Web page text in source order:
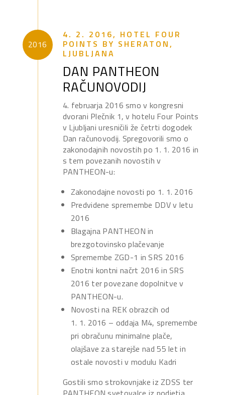
2016
4. 2. 2016, HOTEL FOUR
POINTS BY SHERATON,
LJUBLJANA
DAN PANTHEON
RAČUNOVODIJ
4. februarja 2016 smo v kongresni
dvorani Plečnik 1, v hotelu Four Points
v Ljubljani uresničili že četrti dogodek
Dan računovodij. Spregovorili smo o
zakonodajnih novostih po 1. 1. 2016 in
s tem povezanih novostih v
PANTHEON-u:
Zakonodajne novosti po 1. 1. 2016
Predvidene spremembe DDV v letu
2016
Blagajna PANTHEON in
brezgotovinsko plačevanje
Spremembe ZGD-1 in SRS 2016
Enotni kontni načrt 2016 in SRS
2016 ter povezane dopolnitve v
PANTHEON-u.
Novosti na REK obrazcih od
1. 1. 2016 – oddaja M4, spremembe
pri obračunu minimalne plače,
olajšave za starejše nad 55 let in
ostale novosti v modulu Kadri
Gostili smo strokovnjake iz ZDSS ter